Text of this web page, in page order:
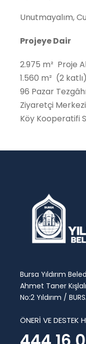
Unutmayalım,
Projeye Dair
2.975 m² Proje
1.560 m² (2
96 Pazar
Ziyaretçi Merkezi
Köy Kooperatifi
Bursa Yıldırım
Ahmet Taner
No:2 Yıldırım /
ÖNERİ VE DESTEK